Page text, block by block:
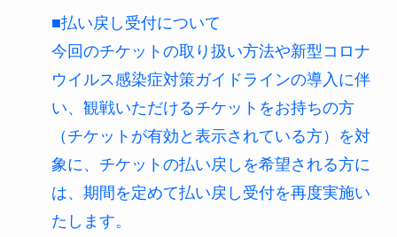
■払い戻し受付について
今回のチケットの取り扱い方法や新型コロナ
ウイルス感染症対策ガイドラインの導入に伴
い、観戦いただけるチケットをお持ちの方
（チケットが有効と表示されている方）を対
象に、チケットの払い戻しを希望される方に
は、期間を定めて払い戻し受付を再度実施い
たします。